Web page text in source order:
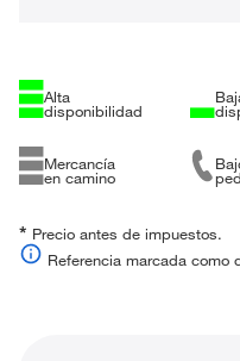
Alta
disponibilidad
Mercancía
en camino
* Precio antes de impuestos.
Referencia marcada